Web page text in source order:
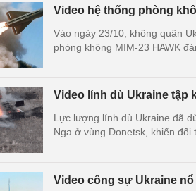
Video hệ thống phòng
Vào ngày 23/10, không quân
phòng không MIM-23 HAWK
Video lính dù Ukraine tập
Lực lượng lính dù Ukraine đã
Nga ở vùng Donetsk, khiến
Video công sự Ukraine